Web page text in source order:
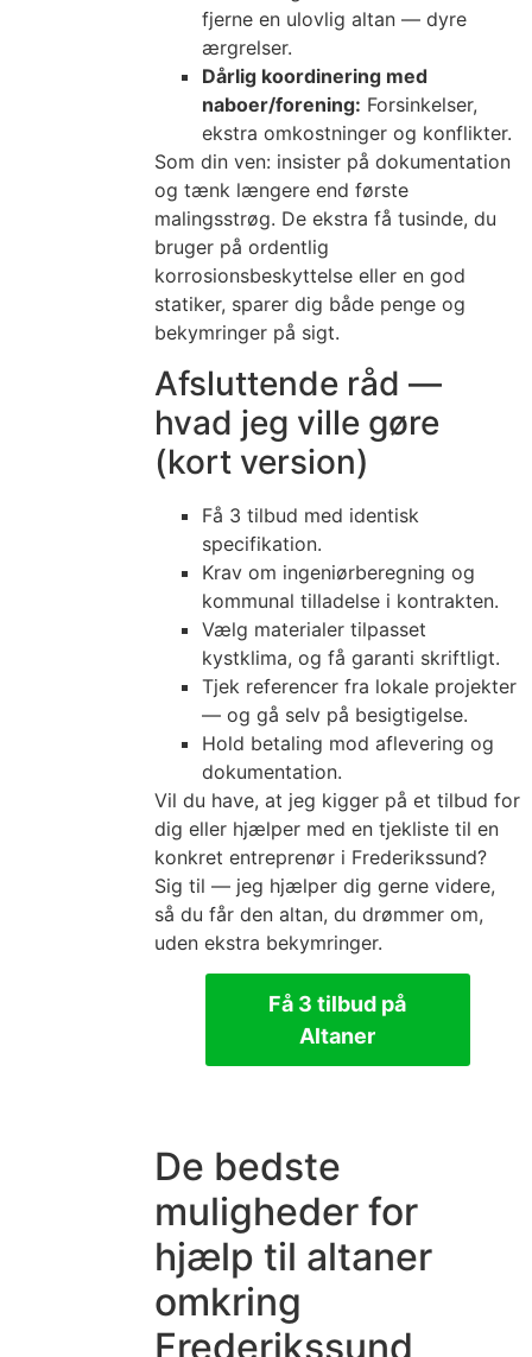
fjerne en ulovlig altan — dyre
ærgrelser.
Dårlig koordinering med
naboer/forening: Forsinkelser,
ekstra omkostninger og konflikter.
Som din ven: insister på dokumentation
og tænk længere end første
malingsstrøg. De ekstra få tusinde, du
bruger på ordentlig
korrosionsbeskyttelse eller en god
statiker, sparer dig både penge og
bekymringer på sigt.
Afsluttende råd —
hvad jeg ville gøre
(kort version)
Få 3 tilbud med identisk
specifikation.
Krav om ingeniørberegning og
kommunal tilladelse i kontrakten.
Vælg materialer tilpasset
kystklima, og få garanti skriftligt.
Tjek referencer fra lokale projekter
— og gå selv på besigtigelse.
Hold betaling mod aflevering og
dokumentation.
Vil du have, at jeg kigger på et tilbud for
dig eller hjælper med en tjekliste til en
konkret entreprenør i Frederikssund?
Sig til — jeg hjælper dig gerne videre,
så du får den altan, du drømmer om,
uden ekstra bekymringer.
Få 3 tilbud på
Altaner
De bedste
muligheder for
hjælp til altaner
omkring
Frederikssund